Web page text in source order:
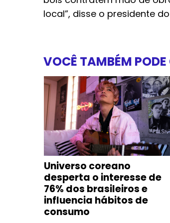
local”, disse o presidente
VOCÊ TAMBÉM
Universo coreano
desperta o interesse de
76% dos brasileiros e
influencia hábitos de
consumo